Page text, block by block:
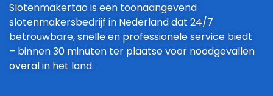
Slotenmakertao is een toonaangevend
slotenmakersbedrijf in Nederland dat 24/7
betrouwbare, snelle en professionele service biedt
– binnen 30 minuten ter plaatse voor noodgevallen
overal in het land.